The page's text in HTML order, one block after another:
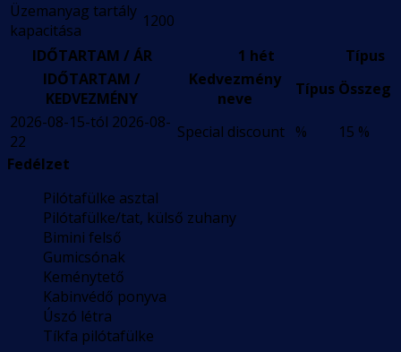
Üzemanyag tartály
kapacitása
1200
IDŐTARTAM / ÁR
1 hét
Típus
IDŐTARTAM /
KEDVEZMÉNY
Kedvezmény
neve
Típus Összeg
2026-08-15-tól 2026-08-
22
Special discount %
15 %
Fedélzet
Pilótafülke asztal
Pilótafülke/tat, külső zuhany
Bimini felső
Gumicsónak
Keménytető
Kabinvédő ponyva
Úszó létra
Tíkfa pilótafülke